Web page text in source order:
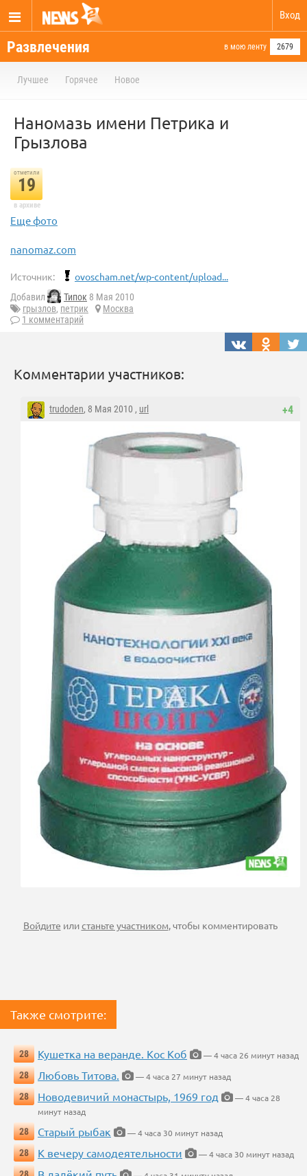
Вход
Развлечения в мою ленту 2679
Лучшее Горячее Новое
Наномазь имени Петрика и
Грызлова
отметили
19
в архиве
Еще фото
nanomaz.com
Источник: ovoscham.net/wp-content/upload...
Добавил Типок 8 Мая 2010
грызлов, петрик
Москва
1 комментарий
Комментарии участников:
+4
trudoden, 8 Мая 2010 , url
Войдите илистаньте участником, чтобы комментировать
Также смотрите:
28 Кушетка на веранде. Кос Коб
— 4 часа 26 минут назад
28
Любовь Титова.
— 4 часа 27 минут назад
28
Новодевичий монастырь, 1969 год
— 4 часа 28
минут назад
28
Старый рыбак
— 4 часа 30 минут назад
28
К вечеру самодеятельности
— 4 часа 30 минут назад